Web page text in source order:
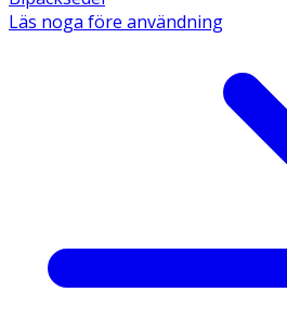
Läs noga före användning